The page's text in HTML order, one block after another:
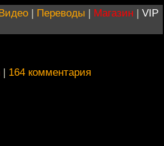
| Переводы | Магазин | VIP
| 164 комментария